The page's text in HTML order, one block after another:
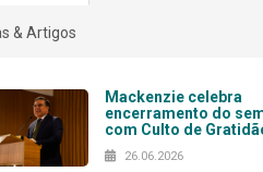
& Artigos
Mackenzie celebra
encerramento do
com Culto de
26.06.2026